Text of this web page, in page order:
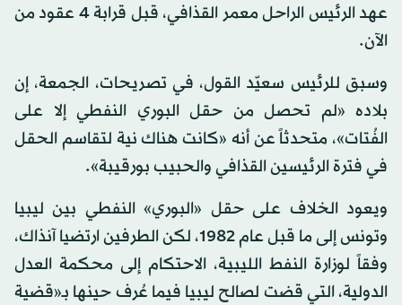
عهد الرئيس الراحل معمر القذافي، قبل قرابة 4 عقود من
الآن.
وسبق للرئيس سعيّد القول، في تصريحات، الجمعة، إن
بلاده «لم تحصل من حقل البوري النفطي إلا على
الفُتات»، متحدثاً عن أنه «كانت هناك نية لتقاسم الحقل
في فترة الرئيسين القذافي والحبيب بورقيبة».
ويعود الخلاف على حقل «البوري» النفطي بين ليبيا
وتونس إلى ما قبل عام 1982، لكن الطرفين ارتضيا آنذاك،
وفقاً لوزارة النفط الليبية، الاحتكام إلى محكمة العدل
الدولية، التي قضت لصالح ليبيا فيما عُرف حينها بـ«قضية